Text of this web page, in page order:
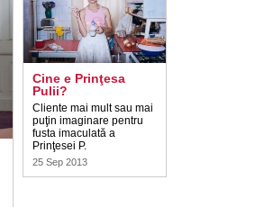
Cine e Prinţesa
Pulii?
Cliente mai mult sau mai
puţin imaginare pentru
fusta imaculată a
Prinţesei P.
25 Sep 2013